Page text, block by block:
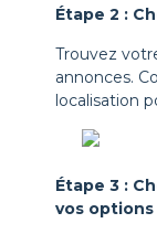
Étape 2 :
Trouvez
annonces.
localisation
Étape 3 :
vos options